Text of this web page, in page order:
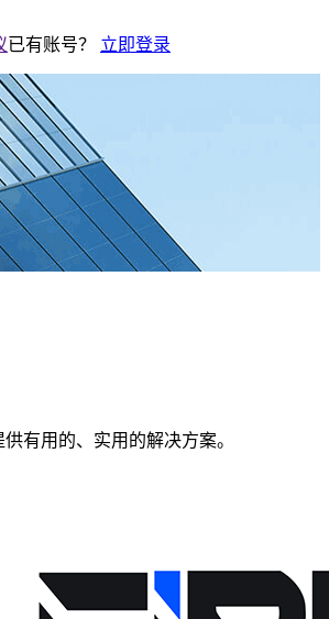
已有账号？ 立即登录
有用的、实用的解决方案。